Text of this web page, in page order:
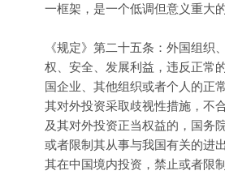
一框架，是一个低调但意义重大的
《规定》第二十五条：外国组织
权、安全、发展利益，违反正常
国企业、其他组织或者个人的正
其对外投资采取歧视性措施，不
及其对外投资正当权益的，国务
或者限制其从事与我国有关的进
其在中国境内投资，禁止或者限